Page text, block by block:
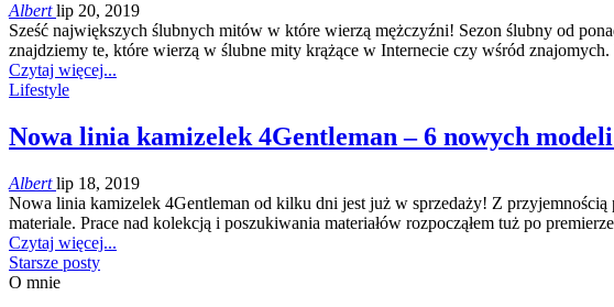
Albertlip 20, 2019
Sześć największych ślubnych mitów w które wierzą mężczyźni! Sezon ślubny od
znajdziemy te, które wierzą w ślubne mity krążące w Internecie czy wśród
Czytaj więcej...
Lifestyle
Nowa linia kamizelek 4Gentleman – 6 nowych
Albertlip 18, 2019
Nowa linia kamizelek 4Gentleman od kilku dni jest już w sprzedaży! Z
materiale. Prace nad kolekcją i poszukiwania materiałów rozpocząłem tuż po
Czytaj więcej...
Starsze posty
O mnie